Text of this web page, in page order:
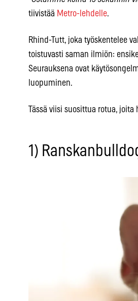
tiivistää Metro-lehdelle.
Rhind-Tutt, joka työskentelee
toistuvasti saman ilmiön:
Seurauksena ovat
luopuminen.
Tässä viisi suosittua rotua,
1)